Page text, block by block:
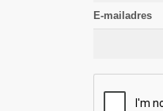
E-mailadres